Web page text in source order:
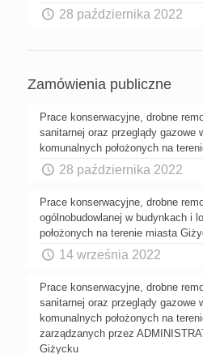
28 października 2022
Zamówienia publiczne
Prace konserwacyjne, drobne
sanitarnej oraz przeglądy gazowe
komunalnych położonych na
28 października 2022
Prace konserwacyjne, drobne
ogólnobudowlanej w budynkach i
położonych na terenie miasta
14 września 2022
Prace konserwacyjne, drobne
sanitarnej oraz przeglądy gazowe
komunalnych położonych na
zarządzanych przez
Giżycku